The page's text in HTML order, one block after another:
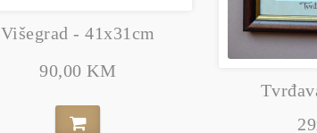
Višegrad - 41x31cm
90,00 KM